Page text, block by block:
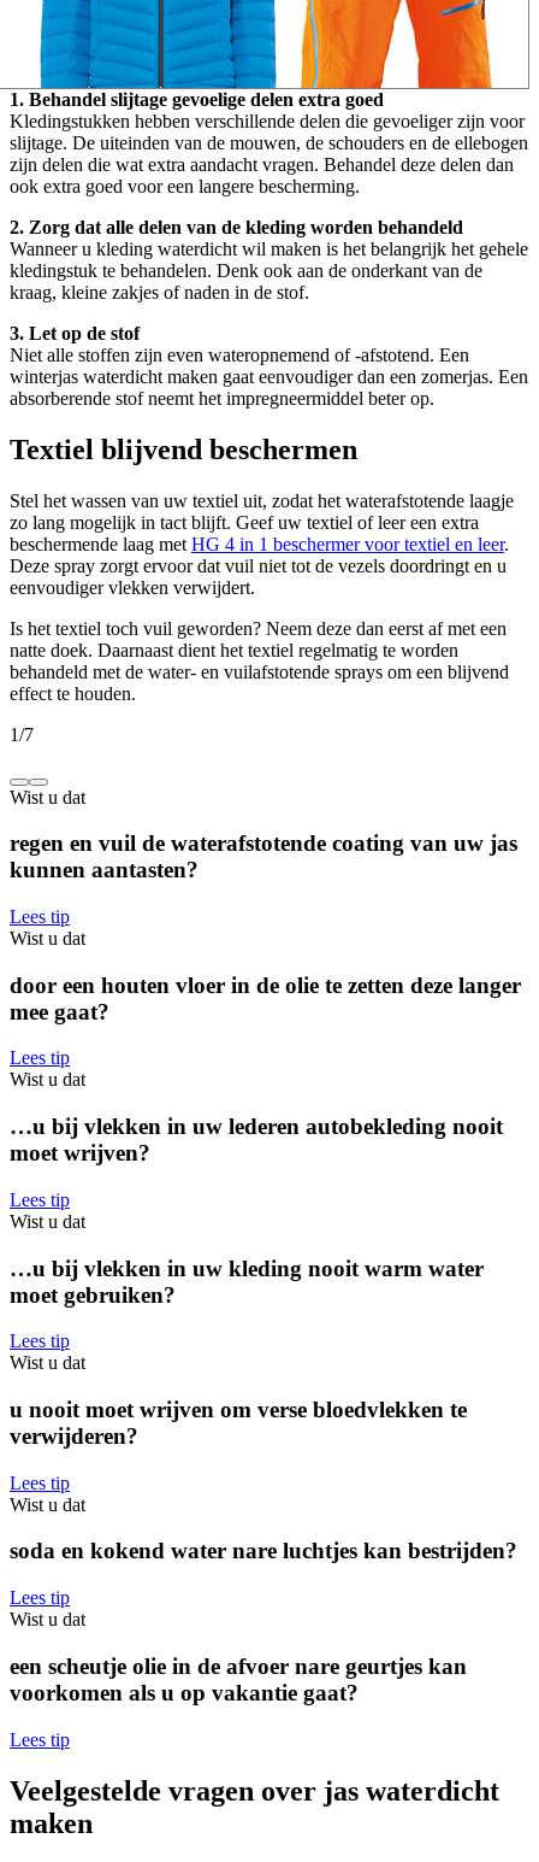
1. Behandel slijtage gevoelige delen extra goed
Kledingstukken hebben verschillende delen die gevoeliger zijn voor
slijtage. De uiteinden van de mouwen, de schouders en de ellebogen
zijn delen die wat extra aandacht vragen. Behandel deze delen dan
ook extra goed voor een langere bescherming.
2. Zorg dat alle delen van de kleding worden behandeld
Wanneer u kleding waterdicht wil maken is het belangrijk het gehele
kledingstuk te behandelen. Denk ook aan de onderkant van de
kraag, kleine zakjes of naden in de stof.
3. Let op de stof
Niet alle stoffen zijn even wateropnemend of -afstotend. Een
winterjas waterdicht maken gaat eenvoudiger dan een zomerjas. Een
absorberende stof neemt het impregneermiddel beter op.
Textiel blijvend beschermen
Stel het wassen van uw textiel uit, zodat het waterafstotende laagje
zo lang mogelijk in tact blijft. Geef uw textiel of leer een extra
beschermende laag met HG 4 in 1 beschermer voor textiel en leer.
Deze spray zorgt ervoor dat vuil niet tot de vezels doordringt en u
eenvoudiger vlekken verwijdert.
Is het textiel toch vuil geworden? Neem deze dan eerst af met een
natte doek. Daarnaast dient het textiel regelmatig te worden
behandeld met de water- en vuilafstotende sprays om een blijvend
effect te houden.
1/7
Wist u dat
regen en vuil de waterafstotende coating van uw jas
kunnen aantasten?
Lees tip
Wist u dat
door een houten vloer in de olie te zetten deze langer
mee gaat?
Lees tip
Wist u dat
…u bij vlekken in uw lederen autobekleding nooit
moet wrijven?
Lees tip
Wist u dat
…u bij vlekken in uw kleding nooit warm water
moet gebruiken?
Lees tip
Wist u dat
u nooit moet wrijven om verse bloedvlekken te
verwijderen?
Lees tip
Wist u dat
soda en kokend water nare luchtjes kan bestrijden?
Lees tip
Wist u dat
een scheutje olie in de afvoer nare geurtjes kan
voorkomen als u op vakantie gaat?
Lees tip
Veelgestelde vragen over jas waterdicht
maken